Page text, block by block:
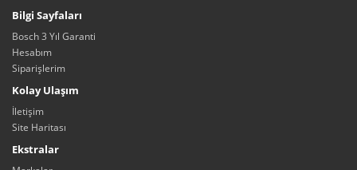
Bilgi Sayfaları
Bosch 3 Yıl Garanti
Hesabım
Siparişlerim
Kolay Ulaşım
İletişim
Site Haritası
Ekstralar